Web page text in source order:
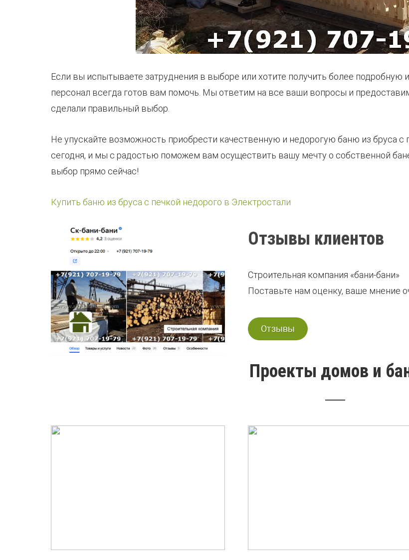
Если вы испытываете затруднения в выборе или хотите получить более
персонал всегда готов вам помочь. Мы ответим на все ваши вопросы и
сделали правильный выбор.
Не упускайте возможность приобрести качественную и недорогую баню из бруса с
сегодня, и мы с радостью поможем вам осуществить вашу мечту о собственной
выбор прямо сейчас!
Купить баню из бруса с печкой недорого в Электростали
Отзывы клиентов
Строительная компания «бани-бани»
Поставьте нам оценку, ваше мнение
Отзывы
Проекты домов и